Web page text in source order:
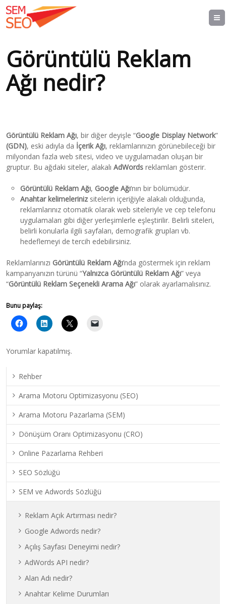
Görüntülü Reklam
Ağı nedir?
Görüntülü Reklam Ağı, bir diğer deyişle “Google Display Network”
(GDN), eski adıyla da İçerik Ağı, reklamlarınızın görünebileceği bir
milyondan fazla web sitesi, video ve uygulamadan oluşan bir
gruptur. Bu ağdaki siteler, alakalıAdWords reklamları gösterir.
Görüntülü Reklam Ağı, Google Ağı‘nın bir bölümüdür.
Anahtar kelimelerinizsitelerin içeriğiyle alakalı olduğunda,
reklamlarınız otomatik olarak web siteleriyle ve cep telefonu
uygulamaları gibi diğer yerleşimlerle eşleştirilir. Belirli siteleri,
belirli konularla ilgili sayfaları, demografik grupları vb.
hedeflemeyi de tercih edebilirsiniz.
Reklamlarınızı Görüntülü Reklam Ağı’nda göstermek için reklam
kampanyanızın türünü “Yalnızca Görüntülü Reklam Ağı” veya
“Görüntülü Reklam Seçenekli Arama Ağı” olarak ayarlamalısınız.
Bunu paylaş:
Yorumlar kapatılmış.
Rehber
Arama Motoru Optimizasyonu (SEO)
Arama Motoru Pazarlama (SEM)
Dönüşüm Oranı Optimizasyonu (CRO)
Online Pazarlama Rehberi
SEO Sözlüğü
SEM ve Adwords Sözlüğü
Reklam Açık Artırması nedir?
Google Adwords nedir?
Açılış Sayfası Deneyimi nedir?
AdWords API nedir?
Alan Adı nedir?
Anahtar Kelime Durumları